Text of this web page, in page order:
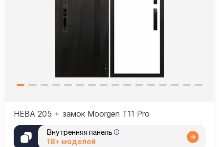
НЕВА 205 + замок Moorgen T11 Pro
Внутренняя панель
18+ моделей